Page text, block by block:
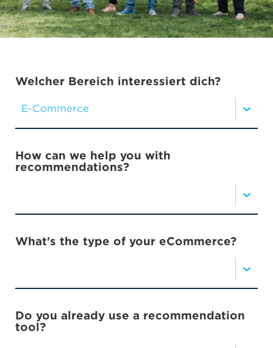
Welcher Bereich interessiert dich?
E-Commerce
How can we help you with
recommendations?
What's the type of your eCommerce?
Do you already use a recommendation
tool?